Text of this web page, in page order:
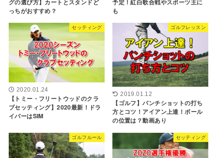
グの選び方】カートとスタンドど
っちがおすすめ？
予定！紅白歌合戦やスポーツ王に
も
セッティング
2020.01.24
【トミー・フリートウッドのクラ
ブセッティング】2020最新！ドラ
イバーはSIM
ゴルフレッスン
2019.01.12
【ゴルフ】パンチショットの打ち
方とコツ！アイアン上達！ボール
の位置は？動画あり
ゴルフルール セッティング